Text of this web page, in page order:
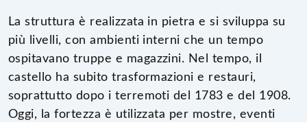
La struttura è realizzata in pietra e si sviluppa su
più livelli, con ambienti interni che un tempo
ospitavano truppe e magazzini. Nel tempo, il
castello ha subito trasformazioni e restauri,
soprattutto dopo i terremoti del 1783 e del 1908.
Oggi, la fortezza è utilizzata per mostre, eventi